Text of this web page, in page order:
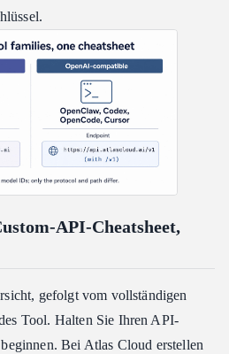
API-Cheatsheet,
gefolgt vom vollständigen
Tool. Halten Sie Ihren API-
Bei Atlas Cloud erstellen